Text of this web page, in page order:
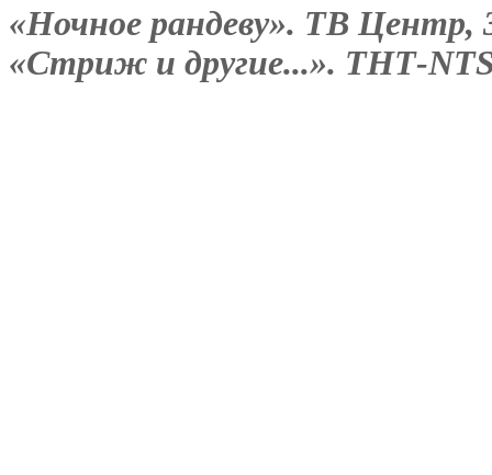
«Ночное рандеву». ТВ Центр,
«Стриж и другие...». ТНТ-